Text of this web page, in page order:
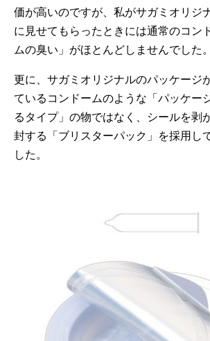
価が高いのですが、私がサガミオリジ
に見せてもらったときには通常のコン
ムの臭い」がほとんどしませんでした。
更に、サガミオリジナルのパッケージ
ているコンドームのような「パッケー
るタイプ」の物ではなく、シールを剥
封する「ブリスターパック」を採用し
した。